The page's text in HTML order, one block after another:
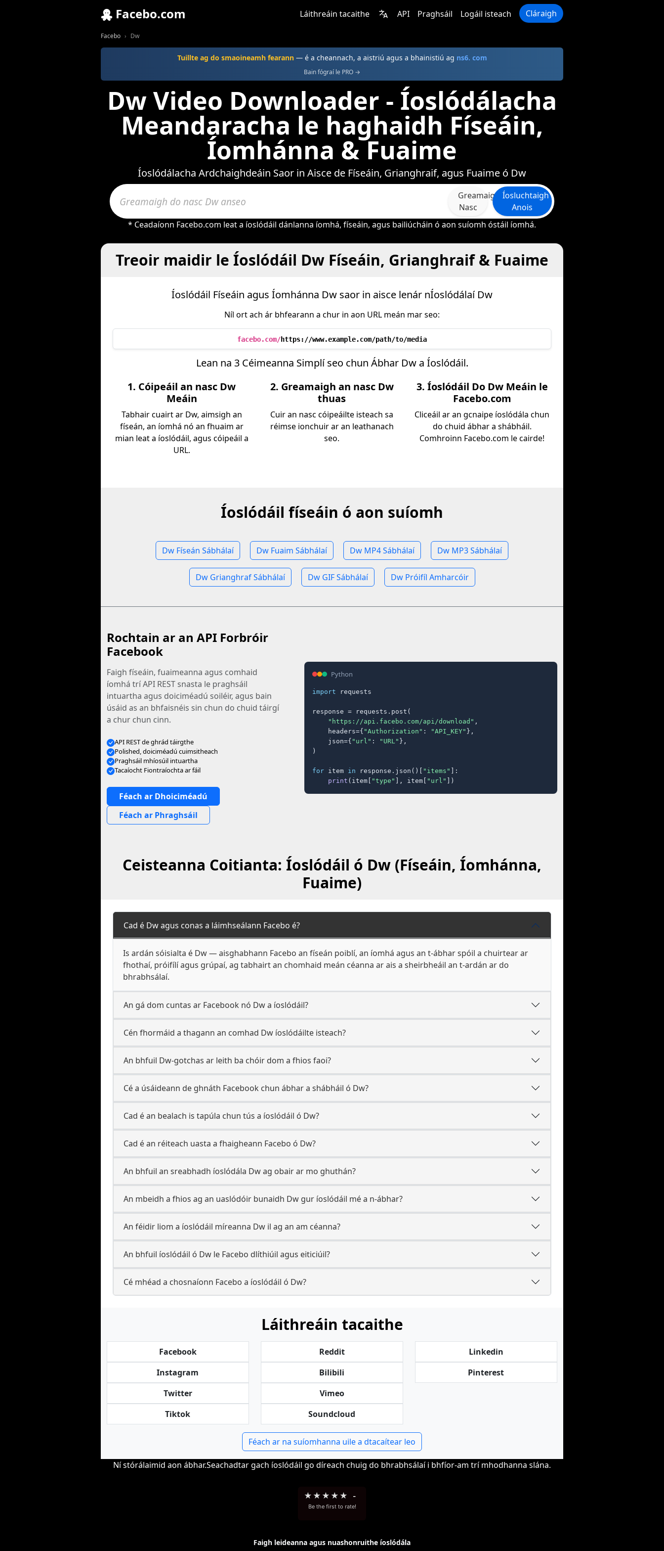
Facebo.com Láithreáin tacaithe API Praghsáil Logáil isteach Cláraigh
Facebo Dw
Tuillte ag do smaoineamh fearann— é a cheannach, a aistriú agus a bhainistiú ag ns6. com
Bain fógraí le PRO →
Dw Video Downloader - Íoslódálacha
Meandaracha le haghaidh Físeáin,
Íomhánna & Fuaime
Íoslódálacha Ardchaighdeáin Saor in Aisce de Físeáin, Grianghraif, agus Fuaime ó Dw
Greamaigh
Nasc
Íosluchtaigh
Anois
* Ceadaíonn Facebo.com leat a íoslódáil dánlanna íomhá, físeáin, agus bailiúcháin ó aon suíomh óstáil íomhá.
Treoir maidir le Íoslódáil Dw Físeáin, Grianghraif & Fuaime
Íoslódáil Físeáin agus Íomhánna Dw saor in aisce lenár nÍoslódálaí Dw
Níl ort ach ár bhfearann a chur in aon URL meán mar seo:
facebo.com/https://www.example.com/path/to/media
Lean na 3 Céimeanna Simplí seo chun Ábhar Dw a Íoslódáil.
1. Cóipeáil an nasc Dw
Meáin
Tabhair cuairt ar Dw, aimsigh an
físeán, an íomhá nó an fhuaim ar
mian leat a íoslódáil, agus cóipeáil a
URL.
2. Greamaigh an nasc Dw
thuas
Cuir an nasc cóipeáilte isteach sa
réimse ionchuir ar an leathanach
seo.
3. Íoslódáil Do Dw Meáin le
Facebo.com
Cliceáil ar an gcnaipe íoslódála chun
do chuid ábhar a shábháil.
Comhroinn Facebo.com le cairde!
Íoslódáil físeáin ó aon suíomh
Dw Físeán Sábhálaí Dw Fuaim Sábhálaí Dw MP4 Sábhálaí Dw MP3 Sábhálaí
Dw Grianghraf Sábhálaí Dw GIF Sábhálaí Dw Próifíl Amharcóir
Rochtain ar an API Forbróir
Facebook
Faigh físeáin, fuaimeanna agus comhaid
íomhá trí API REST snasta le praghsáil
intuartha agus doiciméadú soiléir, agus bain
úsáid as an bhfaisnéis sin chun do chuid táirgí
a chur chun cinn.
API REST de ghrád táirgthe
Polished, doiciméadú cuimsitheach
Praghsáil mhíosúil intuartha
Tacaíocht Fiontraíochta ar fáil
Féach ar Dhoiciméadú
Féach ar Phraghsáil
Python
import requests
response = requests.post(
"https://api.facebo.com/api/download" ,
    headers={
"Authorization" : "API_KEY" },
    json={
"url" : "URL" },
)
for item in response.json()[ "items" ]:
print (item[ "type" ], item[ "url" ])
Ceisteanna Coitianta: Íoslódáil ó Dw (Físeáin, Íomhánna,
Fuaime)
Cad é Dw agus conas a láimhseálann Facebo é?
Is ardán sóisialta é Dw — aisghabhann Facebo an físeán poiblí, an íomhá agus an t-ábhar spóil a chuirtear ar
fhothaí, próifílí agus grúpaí, ag tabhairt an chomhaid meán céanna ar ais a sheirbheáil an t-ardán ar do
bhrabhsálaí.
An gá dom cuntas ar Facebook nó Dw a íoslódáil?
Cén fhormáid a thagann an comhad Dw íoslódáilte isteach?
An bhfuil Dw-gotchas ar leith ba chóir dom a fhios faoi?
Cé a úsáideann de ghnáth Facebook chun ábhar a shábháil ó Dw?
Cad é an bealach is tapúla chun tús a íoslódáil ó Dw?
Cad é an réiteach uasta a fhaigheann Facebo ó Dw?
An bhfuil an sreabhadh íoslódála Dw ag obair ar mo ghuthán?
An mbeidh a fhios ag an uaslódóir bunaidh Dw gur íoslódáil mé a n-ábhar?
An féidir liom a íoslódáil míreanna Dw il ag an am céanna?
An bhfuil íoslódáil ó Dw le Facebo dlíthiúil agus eiticiúil?
Cé mhéad a chosnaíonn Facebo a íoslódáil ó Dw?
Láithreáin tacaithe
Facebook
Instagram
Twitter
Tiktok
Reddit
Bilibili
Vimeo
Soundcloud
Linkedin
Pinterest
Féach ar na suíomhanna uile a dtacaítear leo
Ní stórálaimid aon ábhar.Seachadtar gach íoslódáil go díreach chuig do bhrabhsálaí i bhfíor-am trí mhodhanna slána.
★ ★ ★ ★ ★ -
Be the first to rate!
Faigh leideanna agus nuashonruithe íoslódála